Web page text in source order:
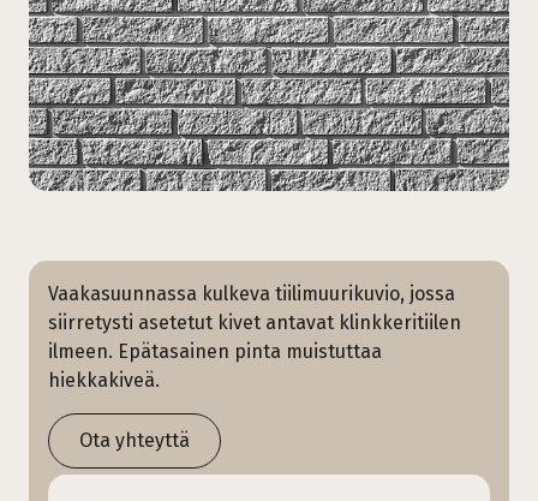
Vaakasuunnassa kulkeva tiilimuurikuvio, jossa
siirretysti asetetut kivet antavat klinkkeritiilen
ilmeen. Epätasainen pinta muistuttaa
hiekkakiveä.
Ota yhteyttä